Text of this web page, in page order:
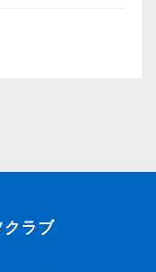
クラブ